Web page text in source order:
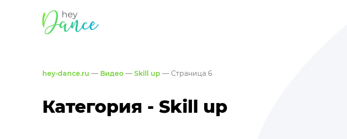
hey-dance.ru — Видео — Skill up — Страница 6
Категория - Skill up